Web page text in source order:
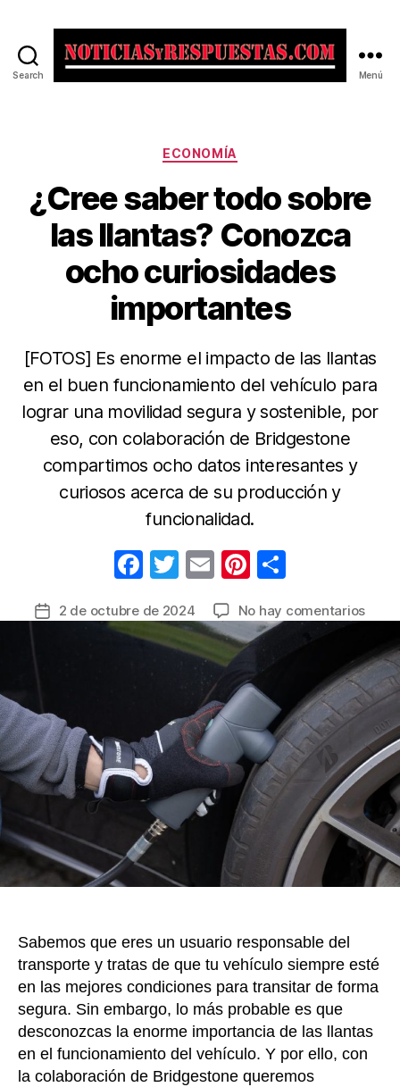
Search Menú
Categorías
ECONOMÍA
¿Cree saber todo sobre
las llantas? Conozca
ocho curiosidades
importantes
[FOTOS] Es enorme el impacto de las llantas
en el buen funcionamiento del vehículo para
lograr una movilidad segura y sostenible, por
eso, con colaboración de Bridgestone
compartimos ocho datos interesantes y
curiosos acerca de su producción y
funcionalidad.
F
c
e
b
o
k
T
itt
er
E
ail
Pi
er
e
st
m
tir
Fecha2 de octubre de 2024 No hay comentariosen
saber
todo
sobre
las
ocho
Sabemos que eres un usuario responsable del
transporte y tratas de que tu vehículo siempre esté
en las mejores condiciones para transitar de forma
segura. Sin embargo, lo más probable es que
desconozcas la enorme importancia de las llantas
en el funcionamiento del vehículo. Y por ello, con
la colaboración de Bridgestone queremos